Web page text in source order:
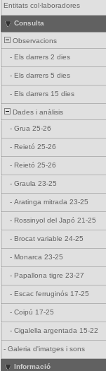
Entitats col·laboradores
Consulta
Observacions
- Els darrers 2 dies
- Els darrers 5 dies
- Els darrers 15 dies
Dades i anàlisis
- Grua 25-26
- Reietó 25-26
- Reietó 25-26
- Graula 23-25
- Aratinga mitrada 23-25
- Rossinyol del Japó 21-25
- Brocat variable 24-25
- Monarca 23-25
- Papallona tigre 23-27
- Escac ferruginós 17-25
- Coipú 17-25
- Cigalella argentada 15-22
- Galeria d'imatges i sons
Informació